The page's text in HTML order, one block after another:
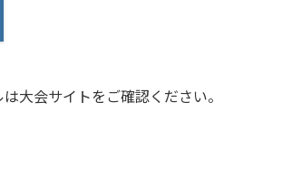
大会サイトをご確認ください。